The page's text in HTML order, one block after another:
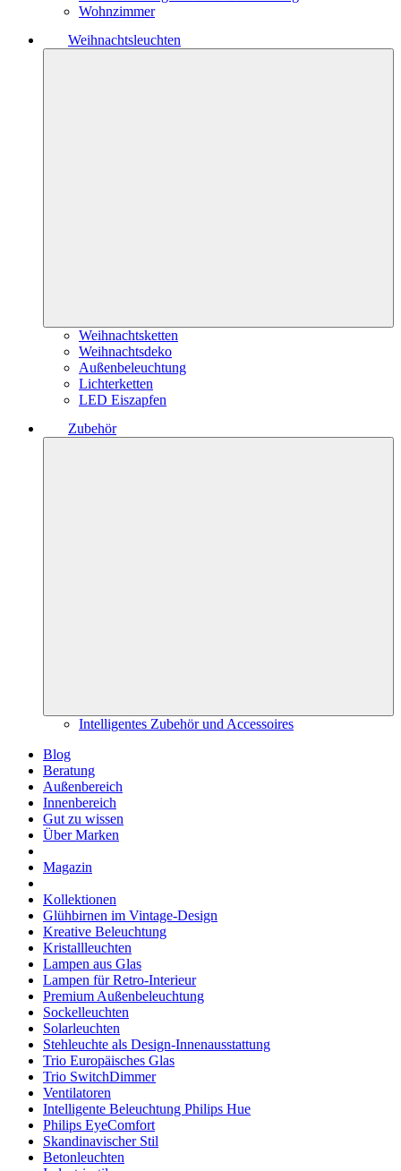
Wohnzimmer
Weihnachtsleuchten
Weihnachtsketten
Weihnachtsdeko
Außenbeleuchtung
Lichterketten
LED Eiszapfen
Zubehör
Intelligentes Zubehör und Accessoires
Blog
Beratung
Außenbereich
Innenbereich
Gut zu wissen
Über Marken
Magazin
Kollektionen
Glühbirnen im Vintage-Design
Kreative Beleuchtung
Kristallleuchten
Lampen aus Glas
Lampen für Retro-Interieur
Premium Außenbeleuchtung
Sockelleuchten
Solarleuchten
Stehleuchte als Design-Innenausstattung
Trio Europäisches Glas
Trio SwitchDimmer
Ventilatoren
Intelligente Beleuchtung Philips Hue
Philips EyeComfort
Skandinavischer Stil
Betonleuchten